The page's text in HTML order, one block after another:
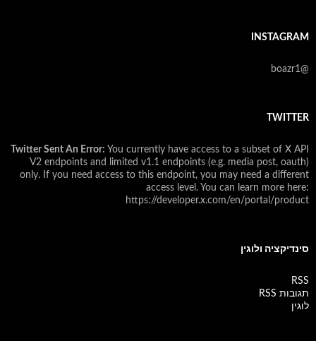
INSTAGRAM
@boazr1
TWITTER
Twitter Sent An Error: You currently have access to a subset of X API
V2 endpoints and limited v1.1 endpoints (e.g. media post, oauth)
only. If you need access to this endpoint, you may need a different
access level. You can learn more here:
https://developer.x.com/en/portal/product
סינדיקציה ולוגין
RSS
תגובות RSS
לוגין